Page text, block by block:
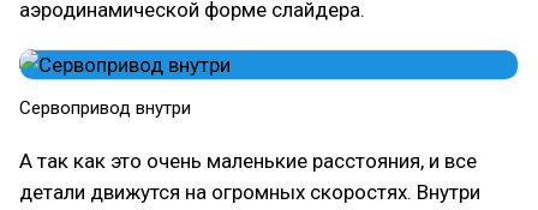
аэродинамической форме слайдера.
Сервопривод внутри
А так как это очень маленькие расстояния, и все
детали движутся на огромных скоростях. Внутри